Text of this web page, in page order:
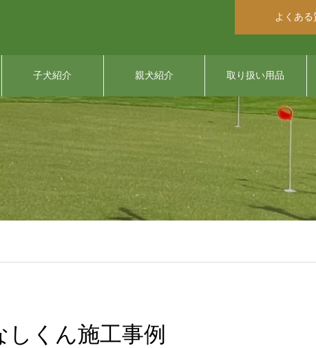
よくある
子犬紹介 親犬紹介 取り扱い用品
しくん施工事例